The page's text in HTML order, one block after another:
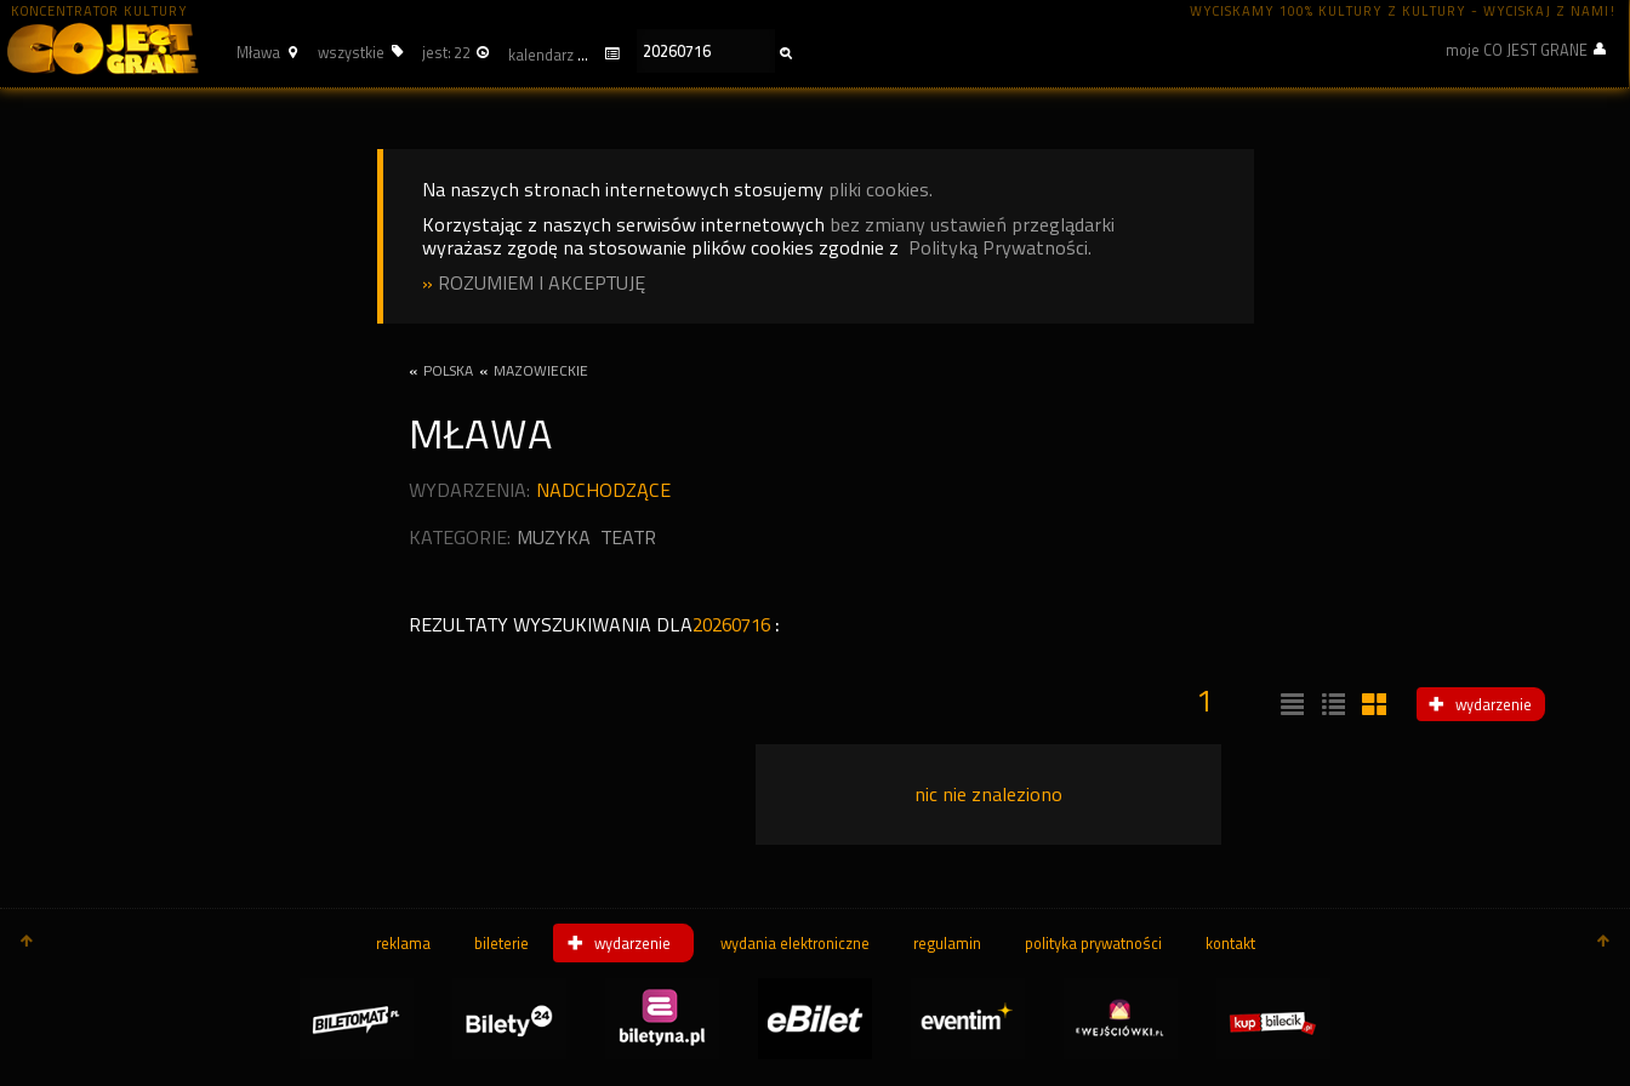
KONCENTRATOR KULTURY WYCISKAMY 100% KULTURY Z KULTURY - WYCISKAJ Z NAMI!
Mława wszystkie jest: 22 kalendarz moje CO JEST GRANE
Na naszych stronach internetowych stosujemy pliki cookies.
Korzystając z naszych serwisów internetowych bez zmiany ustawień przeglądarki
wyrażasz zgodę na stosowanie plików cookies zgodnie z Polityką Prywatności.
» ROZUMIEM I AKCEPTUJĘ
« POLSKA « MAZOWIECKIE
MŁAWA
WYDARZENIA: NADCHODZĄCE
KATEGORIE: MUZYKA TEATR
REZULTATY WYSZUKIWANIA DLA20260716:
wydarzenie
1
nic nie znaleziono
reklama bileterie wydarzenie wydania elektroniczne regulamin polityka prywatności kontakt